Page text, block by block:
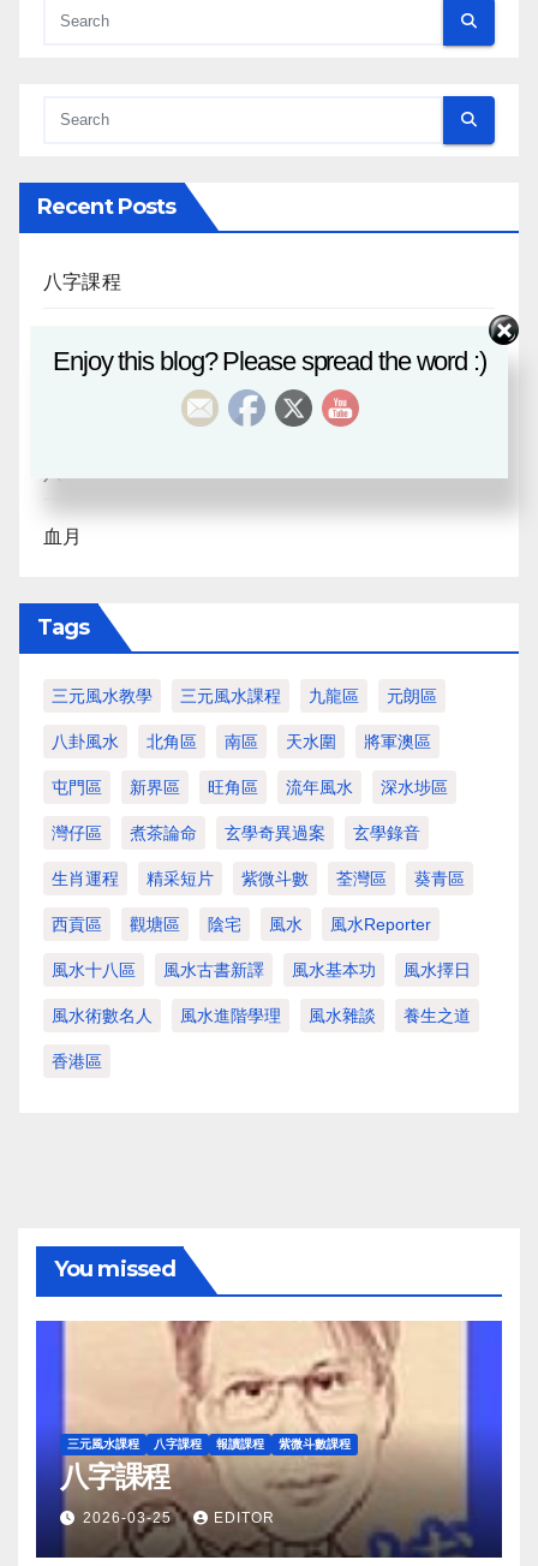
Recent Posts
八字課程
血月
Tags
三元風水教學 三元風水課程 九龍區 元朗區
八卦風水 北角區 南區 天水圍 將軍澳區
屯門區 新界區 旺角區 流年風水 深水埗區
灣仔區 煮茶論命 玄學奇異過案 玄學錄音
生肖運程 精采短片 紫微斗數 荃灣區 葵青區
西貢區 觀塘區 陰宅 風水 風水Reporter
風水十八區 風水古書新譯 風水基本功 風水擇日
風水術數名人 風水進階學理 風水雜談 養生之道
香港區
You missed
三元風水課程 八字課程 報讀課程 紫微斗數課程
八字課程
2026-03-25 EDITOR
Enjoy this blog? Please spread the word :)